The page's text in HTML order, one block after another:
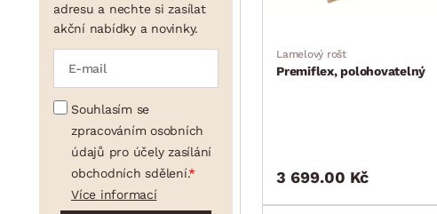
adresu a nechte si zasílat
akční nabídky a novinky.
Souhlasím se
zpracováním osobních
údajů pro účely zasílání
obchodních sdělení.
Více informací
Lamelový rošt
Premiflex, polohovatelný
3 699.00 Kč